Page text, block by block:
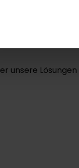
unsere